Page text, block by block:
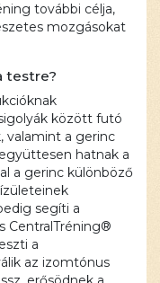
további célja,
mozgásokat
testre?
között futó
valamint a gerinc
hatnak a
a gerinc különböző
segíti a
CentralTréning®
a
az izomtónus